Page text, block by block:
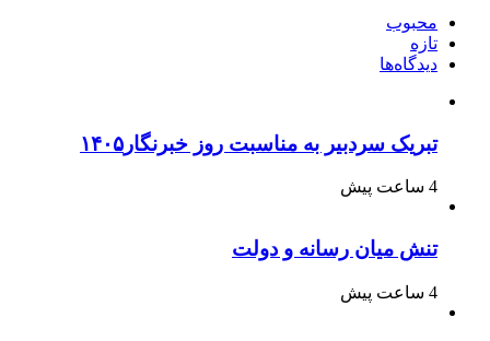
محبوب
تازه
دیدگاه‌ها
تبریک سردبیر به مناسبت روز خبرنگار۱۴۰۵
4 ساعت پیش
تنش میان رسانه و دولت
4 ساعت پیش